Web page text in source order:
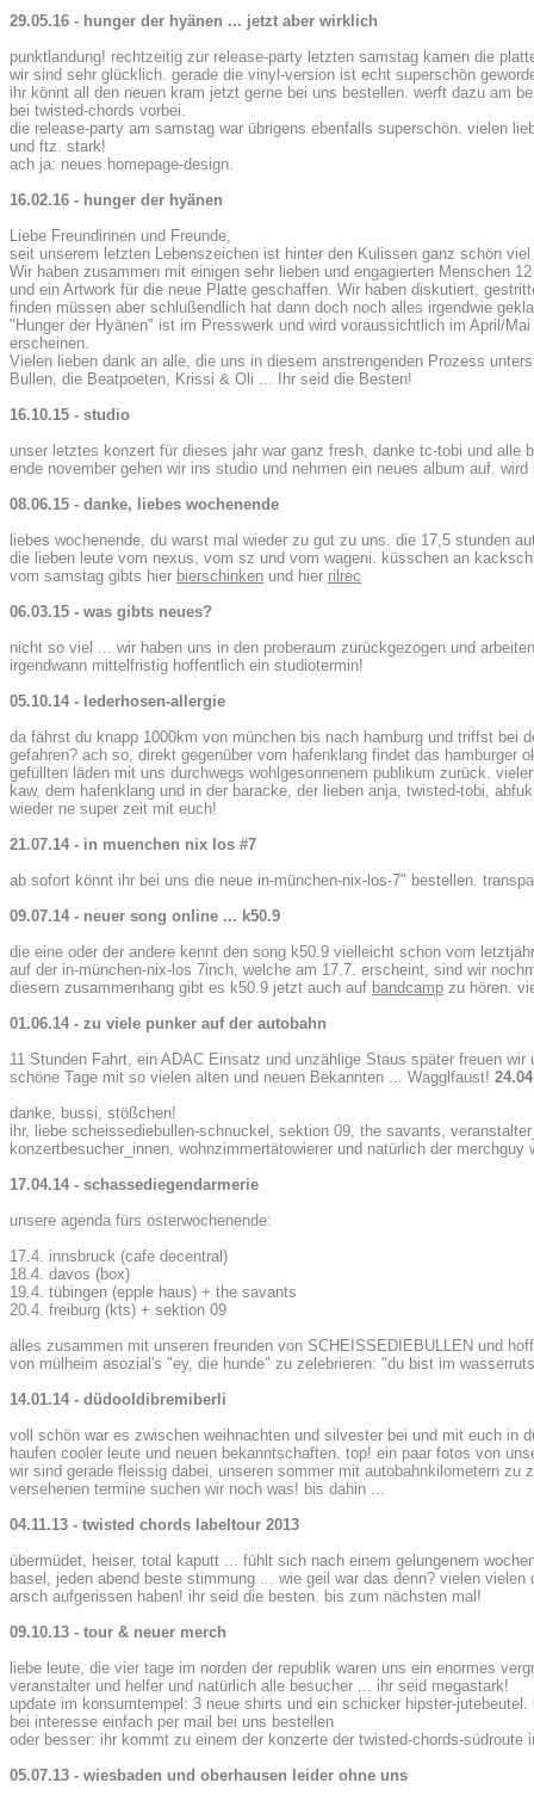
29.05.16 - hunger der hyänen ... jetzt aber wirklich
punktlandung! rechtzeitig zur release-party letzten samstag kamen die
wir sind sehr glücklich. gerade die vinyl-version ist echt superschön
ihr könnt all den neuen kram jetzt gerne bei uns bestellen. werft dazu am
bei twisted-chords vorbei.
die release-party am samstag war übrigens ebenfalls superschön. vielen
und ftz. stark!
ach ja: neues homepage-design.
16.02.16 - hunger der hyänen
Liebe Freundinnen und Freunde,
seit unserem letzten Lebenszeichen ist hinter den Kulissen ganz schön
Wir haben zusammen mit einigen sehr lieben und engagierten Menschen
und ein Artwork für die neue Platte geschaffen. Wir haben diskutiert,
finden müssen aber schlußendlich hat dann doch noch alles irgendwie
"Hunger der Hyänen" ist im Presswerk und wird voraussichtlich im April/
erscheinen.
Vielen lieben dank an alle, die uns in diesem anstrengenden Prozess
Bullen, die Beatpoeten, Krissi & Oli ... Ihr seid die Besten!
16.10.15 - studio
unser letztes konzert für dieses jahr war ganz fresh, danke tc-tobi und alle
ende november gehen wir ins studio und nehmen ein neues album auf.
08.06.15 - danke, liebes wochenende
liebes wochenende, du warst mal wieder zu gut zu uns. die 17,5 stunden
die lieben leute vom nexus, vom sz und vom wageni. küsschen an
vom samstag gibts hier bierschinken und hier rilrec
06.03.15 - was gibts neues?
nicht so viel ... wir haben uns in den proberaum zurückgezogen und
irgendwann mittelfristig hoffentlich ein studiotermin!
05.10.14 - lederhosen-allergie
da fährst du knapp 1000km von münchen bis nach hamburg und triffst bei
gefahren? ach so, direkt gegenüber vom hafenklang findet das
gefüllten läden mit uns durchwegs wohlgesonnenem publikum zurück.
kaw, dem hafenklang und in der baracke, der lieben anja, twisted-tobi,
wieder ne super zeit mit euch!
21.07.14 - in muenchen nix los #7
ab sofort könnt ihr bei uns die neue in-münchen-nix-los-7" bestellen.
09.07.14 - neuer song online ... k50.9
die eine oder der andere kennt den song k50.9 vielleicht schon vom
auf der in-münchen-nix-los 7inch, welche am 17.7. erscheint, sind wir
diesem zusammenhang gibt es k50.9 jetzt auch auf bandcamp zu hören.
01.06.14 - zu viele punker auf der autobahn
11 Stunden Fahrt, ein ADAC Einsatz und unzählige Staus später freuen
schöne Tage mit so vielen alten und neuen Bekannten ... Wagglfaust!
danke, bussi, stößchen!
ihr, liebe scheissediebullen-schnuckel, sektion 09, the savants,
konzertbesucher_innen, wohnzimmertätowierer und natürlich der
17.04.14 - schassediegendarmerie
unsere agenda fürs osterwochenende:
17.4. innsbruck (cafe decentral)
18.4. davos (box)
19.4. tübingen (epple haus) + the savants
20.4. freiburg (kts) + sektion 09
alles zusammen mit unseren freunden von SCHEISSEDIEBULLEN und
von mülheim asozial's "ey, die hunde" zu zelebrieren: "du bist im
14.01.14 - düdooldibremiberli
voll schön war es zwischen weihnachten und silvester bei und mit euch in
haufen cooler leute und neuen bekanntschaften. top! ein paar fotos von
wir sind gerade fleissig dabei, unseren sommer mit autobahnkilometern
versehenen termine suchen wir noch was! bis dahin ...
04.11.13 - twisted chords labeltour 2013
übermüdet, heiser, total kaputt ... fühlt sich nach einem gelungenem
basel, jeden abend beste stimmung ... wie geil war das denn? vielen
arsch aufgerissen haben! ihr seid die besten. bis zum nächsten mal!
09.10.13 - tour & neuer merch
liebe leute, die vier tage im norden der republik waren uns ein enormes
veranstalter und helfer und natürlich alle besucher ... ihr seid megastark!
update im konsumtempel: 3 neue shirts und ein schicker hipster-
bei interesse einfach per mail bei uns bestellen
oder besser: ihr kommt zu einem der konzerte der twisted-chords-
05.07.13 - wiesbaden und oberhausen leider ohne uns